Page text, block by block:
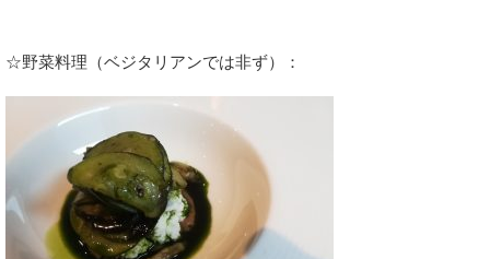
☆野菜料理（ベジタリアンでは非ず）：